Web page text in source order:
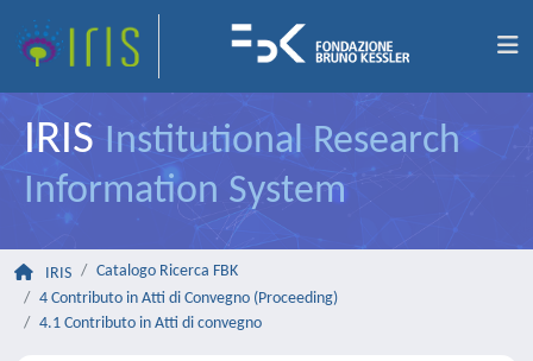
IRIS Institutional Research
Information System
IRIS
Catalogo Ricerca FBK
4 Contributo in Atti di Convegno (Proceeding)
4.1 Contributo in Atti di convegno